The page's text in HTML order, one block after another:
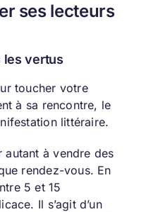
ses lecteurs
les vertus
toucher votre
à sa rencontre, le
littéraire.
autant à vendre des
rendez-vous. En
5 et 15
Il s’agit d’un